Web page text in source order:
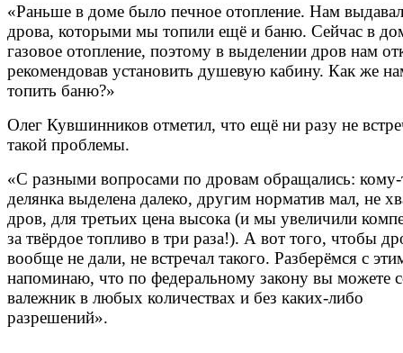
«Раньше в доме было печное отопление. Нам
дрова, которыми мы топили ещё и баню. Сейчас в
газовое отопление, поэтому в выделении дров нам
рекомендовав установить душевую кабину. Как же
топить баню?»
Олег Кувшинников отметил, что ещё ни разу не
такой проблемы.
«С разными вопросами по дровам обращались: кому-
делянка выделена далеко, другим норматив мал, не
дров, для третьих цена высока (и мы увеличили
за твёрдое топливо в три раза!). А вот того, чтобы
вообще не дали, не встречал такого. Разберёмся с
напоминаю, что по федеральному закону вы можете
валежник в любых количествах и без каких-либо
разрешений».